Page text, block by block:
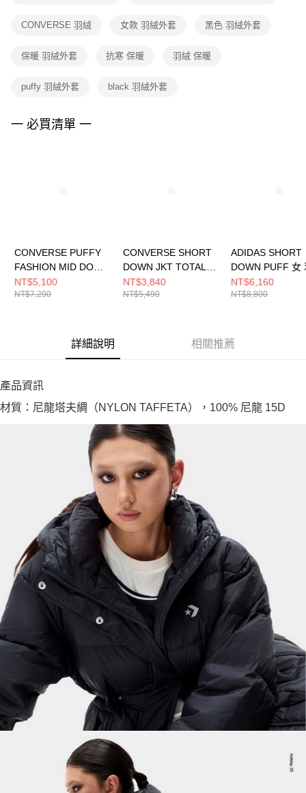
１．透過由恩沛科技股份有限公司提供之「AFTEE先享後付」服務完成之交
權轉讓予恩沛科技股份有限公司。
３．未成年的使用者請事先徵得法定代理人或監護人之同意方可使用
４．使用「AFTEE先享後付」時，將依據個別帳號之用戶狀況，依本公司即
CONVERSE 羽絨 女款 羽絨外套 黑色 羽絨外套
保暖 羽絨外套 抗寒 保暖 羽絨 保暖
puffy 羽絨外套 black 羽絨外套
一 必買清單 一
CONVERSE PUFFY
FASHION MID DOWN
JKT EGRET 女 羽絨外
套 WCJ135-W2Y
NT$5,100
NT$7,290
CONVERSE SHORT
DOWN JKT TOTALLY
FUDGED 女 羽絨外套
WCJ097-J9T
NT$3,840
NT$5,490
ADIDAS SHORT
DOWN PUFF 女
外套 KV2690
NT$6,160
NT$8,800
詳細說明 相關推薦
產品資訊
材質：尼龍塔夫綢（NYLON TAFFETA），100% 尼龍 15D